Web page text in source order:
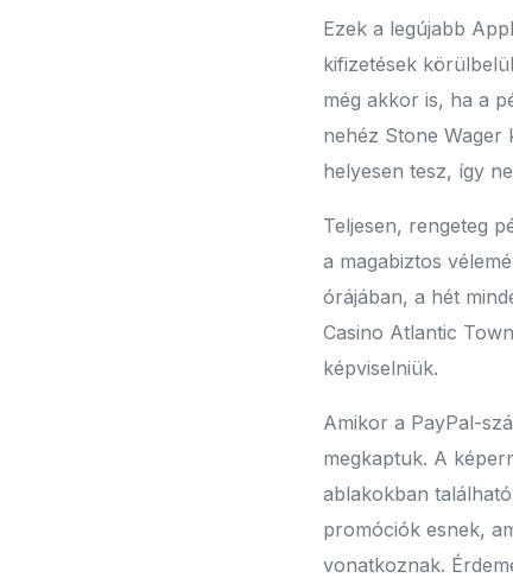
Ezek a legújabb
kifizetések
még akkor is, ha a
nehéz Stone Wager
helyesen tesz, így
Teljesen, rengeteg
a magabiztos
órájában, a hét
Casino Atlantic
képviselniük.
Amikor a PayPal-
megkaptuk. A
ablakokban
promóciók esnek,
vonatkoznak.